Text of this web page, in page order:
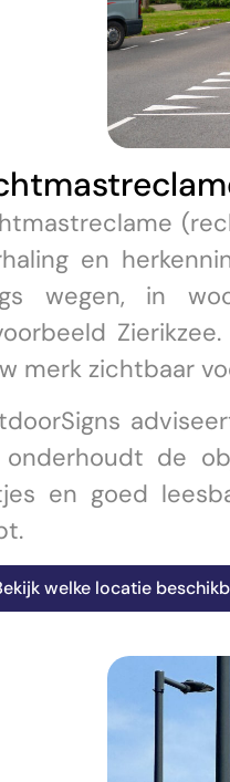
en
wegen, in
merk zichtbaar
de
en goed
welke locatie